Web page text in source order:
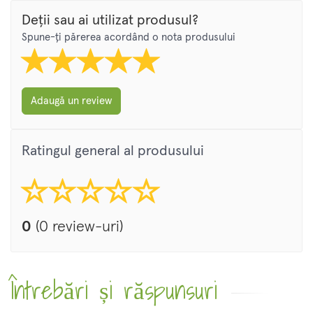
Deții sau ai utilizat produsul?
Spune-ți părerea acordând o nota produsului
Adaugă un review
Ratingul general al produsului
0 (0 review-uri)
Întrebări și răspunsuri